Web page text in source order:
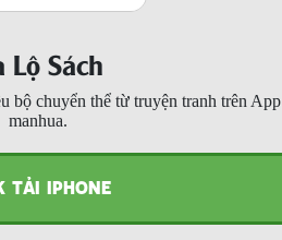
Lộ Sách
bộ chuyển thể từ truyện tranh trên
manhua.
TẢI IPHONE